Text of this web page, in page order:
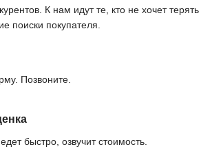
К нам идут те, кто не хочет терять
поиски покупателя.
Позвоните.
быстро, озвучит стоимость.